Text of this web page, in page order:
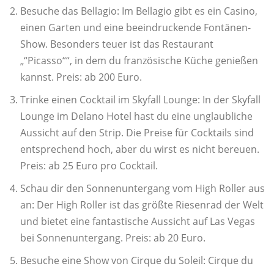
Besuche das Bellagio: Im Bellagio gibt es ein Casino,
einen Garten und eine beeindruckende Fontänen-
Show. Besonders teuer ist das Restaurant
„“Picasso““, in dem du französische Küche genießen
kannst. Preis: ab 200 Euro.
Trinke einen Cocktail im Skyfall Lounge: In der Skyfall
Lounge im Delano Hotel hast du eine unglaubliche
Aussicht auf den Strip. Die Preise für Cocktails sind
entsprechend hoch, aber du wirst es nicht bereuen.
Preis: ab 25 Euro pro Cocktail.
Schau dir den Sonnenuntergang vom High Roller aus
an: Der High Roller ist das größte Riesenrad der Welt
und bietet eine fantastische Aussicht auf Las Vegas
bei Sonnenuntergang. Preis: ab 20 Euro.
Besuche eine Show von Cirque du Soleil: Cirque du